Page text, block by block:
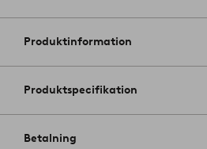
Produktinformation
Produktspecifikation
Betalning